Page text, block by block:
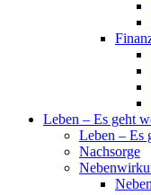
Leben – Es geht
Leben – Es
Nachsorge